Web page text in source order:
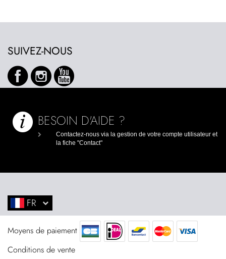
SUIVEZ-NOUS
BESOIN D'AIDE ?
Contactez-nous via la gestion de votre compte utilisateur et
la fiche "Contact"
FR
EN
NL
Moyens de paiement
Conditions de vente